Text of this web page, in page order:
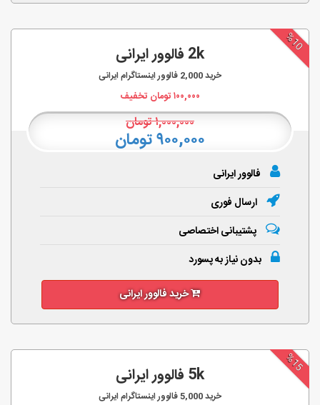
%10
2k فالوور ایرانی
خرید2,000 فالوور اینستاگرام ایرانی
۱۰۰,۰۰۰تومان تخفیف
۱,۰۰۰,۰۰۰تومان
۹۰۰,۰۰۰ تومان
فالوور ایرانی
ارسال فوری
پشتیبانی اختصاصی
بدون نیاز به پسورد
خرید فالوور ایرانی
%15
5k فالوور ایرانی
خرید5,000فالوور اینستاگرام ایرانی